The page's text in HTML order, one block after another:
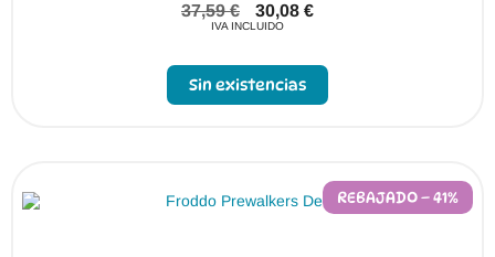
37,59€ 30,08 €
IVA INCLUIDO
Sin existencias
REBAJADO – 41%